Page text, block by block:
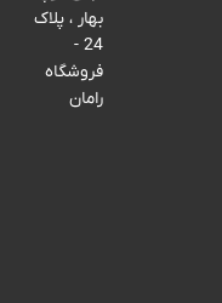
بهار ، پلاک
24 -
فروشگاه
رامان